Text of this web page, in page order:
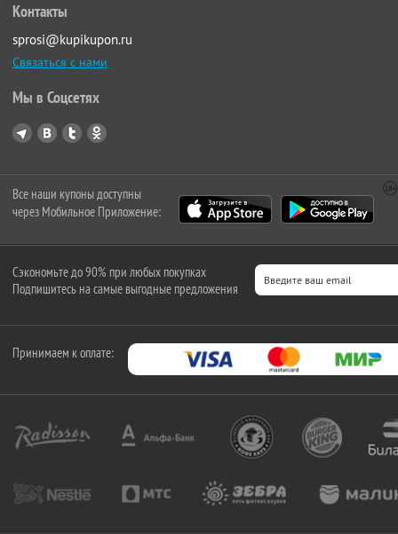
Контакты
sprosi@kupikupon.ru
Связаться с нами
Мы в Соцсетях
Все наши купоны доступны
через Мобильное Приложение:
Сэкономьте до 90% при любых покупках
Подпишитесь на самые выгодные предложения
Принимаем к оплате: